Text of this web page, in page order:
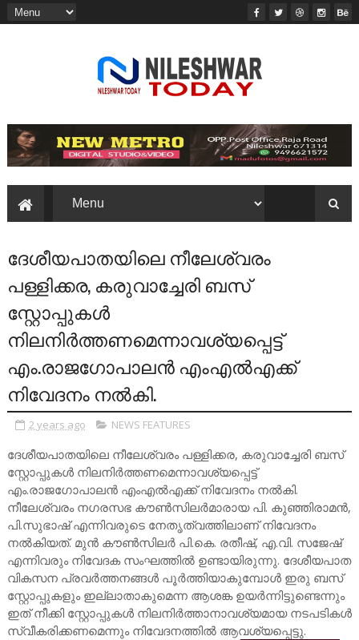
ദേശീയപാതയിലെ നീലേശ്വരം
പള്ളിക്കര, കരുവാച്ചേരി ബസ്
സ്റ്റോപ്പുകൾ
നിലനിർത്തണമെന്നാവശ്യപ്പെട്ട്
എം.രാജഗോപാലൻ എംഎൽഎക്ക്
നിവേദനം നൽകി.
2 years ago NEWS FEATURES
ദേശീയപാതയിലെ നീലേശ്വരം പള്ളിക്കര, കരുവാച്ചേരി ബസ്
സ്റ്റോപ്പുകൾ നിലനിർത്തണമെന്നാവശ്യപ്പെട്ട്
എം.രാജഗോപാലൻ എംഎൽഎക്ക് നിവേദനം നൽകി.
നീലേശ്വരം നഗരസഭ കൗൺസിലർമാരായ പി. കുഞ്ഞിരാമൻ,
പി.സുഭാഷ് എന്നിവരുടെ നേതൃത്വത്തിലാണ് നിവേദനം
നൽകിയത്. മുൻ കൗൺസിലർ പി.കെ. രതീഷ്, എ.വി. സജേഷ്
എന്നിവരും നിവേദക സംഘത്തിൽ ഉണ്ടായിരുന്നു. ദേശീയപാത
വികസന പ്രവർത്തനങ്ങൾ പൂർത്തിയാകുമ്പോൾ ഇരു ബസ്
സ്റ്റോപ്പുകളും ഇല്ലാതാകുമെന്ന ആശങ്ക ഉയർന്നിട്ടുണ്ടെന്നും
ഇത് നീക്കി സ്റ്റോപ്പുകൾ നിലനിർത്താനാവശ്യമായ നടപടികൾ
സ്വീകരിക്കണമെന്നും നിവേദനത്തിൽ ആവശ്യപ്പെട്ടു.